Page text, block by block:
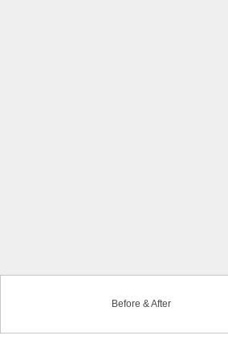
Before & After